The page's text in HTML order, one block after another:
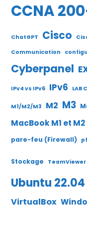
CCNA
ChatGPT Cisco
Communication
Cyberpanel
IPv4 vs IPv6 IPv6 LAB
M1/M2/M3 M2 M3
MacBook M1 et M2
pare-feu (Firewall)
Stockage TeamViewer
Ubuntu 22.04
VirtualBox